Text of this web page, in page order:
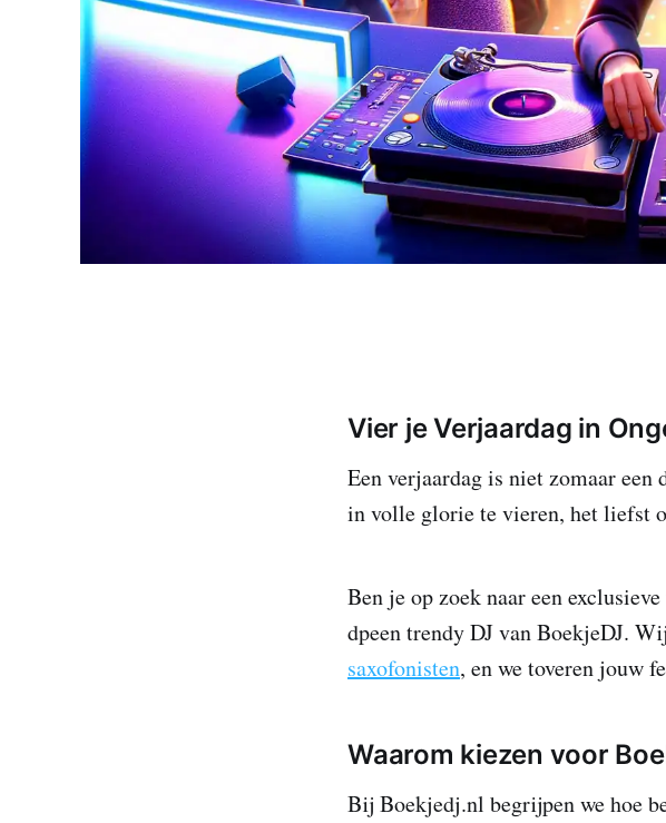
Vier je Verjaardag in
Een verjaardag is niet zomaar een
in volle glorie te vieren, het liefst
Ben je op zoek naar een
dpeen trendy DJ van BoekjeDJ.
saxofonisten, en we toveren jouw
Waarom kiezen voor
Bij Boekjedj.nl begrijpen we hoe